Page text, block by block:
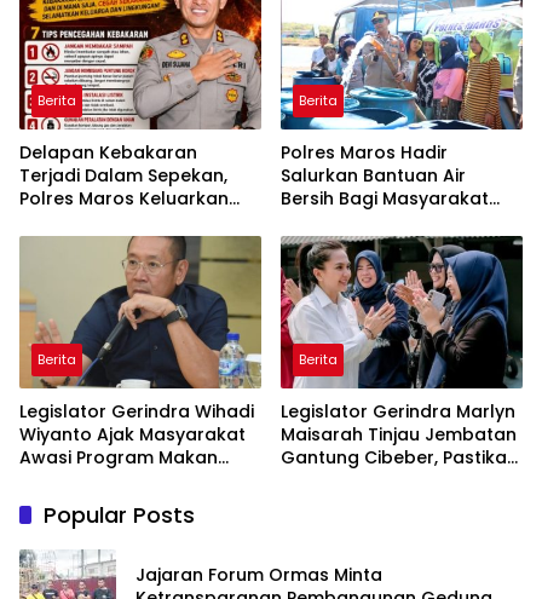
Berita
Delapan Kebakaran
Terjadi Dalam Sepekan,
Polres Maros Keluarkan
Masyarakat
Berita
Polres Maros Hadir
Salurkan Bantuan Air
Bersih Bagi Masyarakat
Di Maros
Berita
Legislator Gerindra Wihadi
Wiyanto Ajak Masyarakat
Awasi Program Makan
Sasaran
Berita
Legislator Gerindra Marlyn
Maisarah Tinjau Jembatan
Gantung Cibeber, Pastikan
Popular Posts
Jajaran Forum Ormas Minta